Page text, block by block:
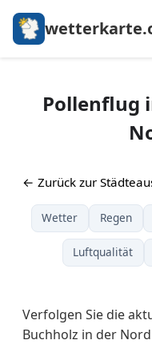
Pollenflug
← Zurück zur
Wetter Regen
Luftqualität
Verfolgen Sie die
Buchholz in der